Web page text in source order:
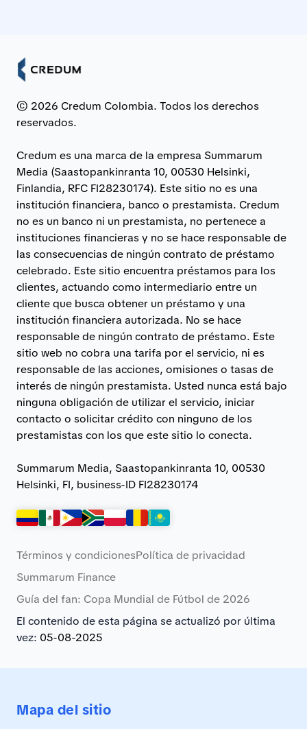
© 2026 Credum Colombia. Todos los derechos
reservados.
Credum es una marca de la empresa Summarum
Media (Saastopankinranta 10, 00530 Helsinki,
Finlandia, RFC FI28230174). Este sitio no es una
institución financiera, banco o prestamista. Credum
no es un banco ni un prestamista, no pertenece a
instituciones financieras y no se hace responsable de
las consecuencias de ningún contrato de préstamo
celebrado. Este sitio encuentra préstamos para los
clientes, actuando como intermediario entre un
cliente que busca obtener un préstamo y una
institución financiera autorizada. No se hace
responsable de ningún contrato de préstamo. Este
sitio web no cobra una tarifa por el servicio, ni es
responsable de las acciones, omisiones o tasas de
interés de ningún prestamista. Usted nunca está bajo
ninguna obligación de utilizar el servicio, iniciar
contacto o solicitar crédito con ninguno de los
prestamistas con los que este sitio lo conecta.
Summarum Media, Saastopankinranta 10, 00530
Helsinki, FI, business-ID FI28230174
Términos y condicionesPolítica de privacidad
Summarum Finance
Guía del fan: Copa Mundial de Fútbol de 2026
El contenido de esta página se actualizó por última
vez: 05-08-2025
Mapa del sitio